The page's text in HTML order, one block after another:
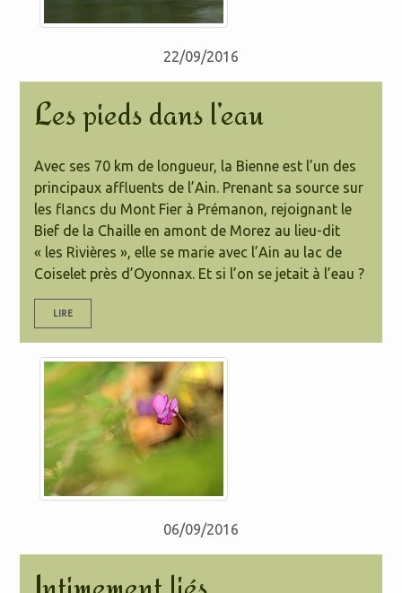
22/09/2016
Les pieds dans l’eau
Avec ses 70 km de longueur, la Bienne est l’un des
principaux affluents de l’Ain. Prenant sa source sur
les flancs du Mont Fier à Prémanon, rejoignant le
Bief de la Chaille en amont de Morez au lieu-dit
« les Rivières », elle se marie avec l’Ain au lac de
Coiselet près d’Oyonnax. Et si l’on se jetait à l’eau ?
LIRE
06/09/2016